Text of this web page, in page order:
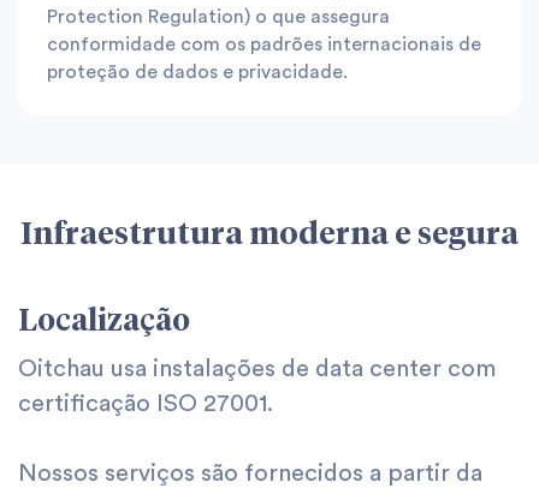
Protection Regulation) o que assegura
conformidade com os padrões internacionais de
proteção de dados e privacidade.
Infraestrutura moderna e segura
Localização
Oitchau usa instalações de data center com
certificação ISO 27001.
Nossos serviços são fornecidos a partir da